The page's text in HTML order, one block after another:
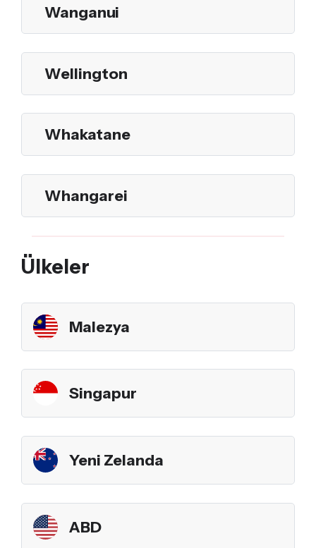
Wanganui
Wellington
Whakatane
Whangarei
Ülkeler
Malezya
Singapur
Yeni Zelanda
ABD